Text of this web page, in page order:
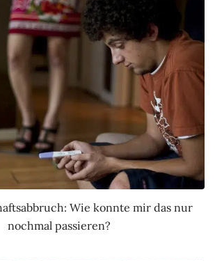
Wie konnte mir das nur
nochmal passieren?